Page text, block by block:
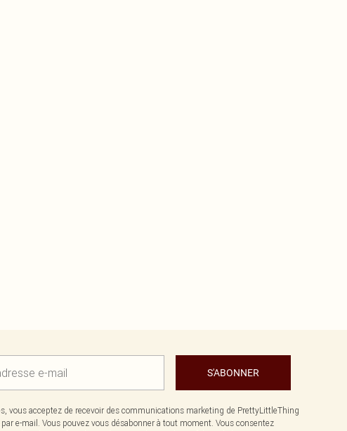
S'ABONNER
vous acceptez de recevoir des communications marketing de PrettyLittleThing
par e-mail. Vous pouvez vous désabonner à tout moment. Vous consentez